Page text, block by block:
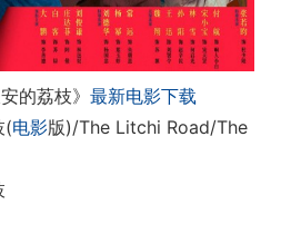
的荔枝》 最新电影下载
电影版)/The Litchi Road/The